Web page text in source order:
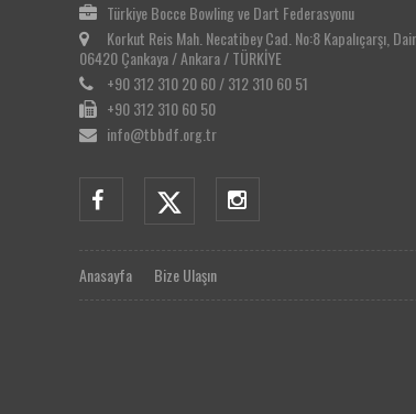
Türkiye Bocce Bowling ve Dart Federasyonu
Korkut Reis Mah. Necatibey Cad. No:8 Kapalıçarşı,
06420 Çankaya / Ankara / TÜRKİYE
+90 312 310 20 60 / 312 310 60 51
+90 312 310 60 50
info@tbbdf.org.tr
Anasayfa Bize Ulaşın